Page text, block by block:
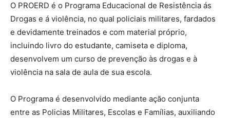
O PROERD é o Programa Educacional de Resistência ás
Drogas e á violência, no qual policiais militares, fardados
e devidamente treinados e com material próprio,
incluindo livro do estudante, camiseta e diploma,
desenvolvem um curso de prevenção às drogas e à
violência na sala de aula de sua escola.
O Programa é desenvolvido mediante ação conjunta
entre as Policias Militares, Escolas e Famílias, auxiliando